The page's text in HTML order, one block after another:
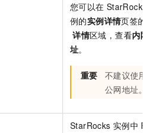
您可以在 StarRocks
例的实例详情页签的
详情区域，查看内网
址。
重要
不建议使用
公网地址。
StarRocks 实例中 FE